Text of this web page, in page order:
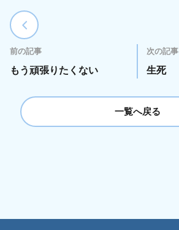
前の記事
もう頑張りたくない
次の記事
生死
一覧へ戻る